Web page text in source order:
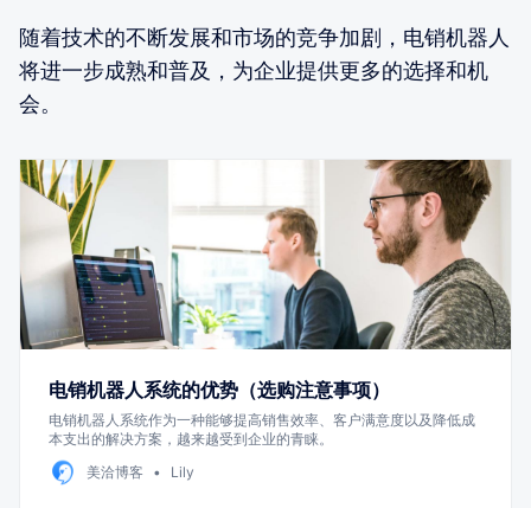
随着技术的不断发展和市场的竞争加剧，电销机器人
将进一步成熟和普及，为企业提供更多的选择和机
会。
电销机器人系统的优势（选购注意事项）
电销机器人系统作为一种能够提高销售效率、客户满意度以及降低成
本支出的解决方案，越来越受到企业的青睐。
美洽博客
Lily